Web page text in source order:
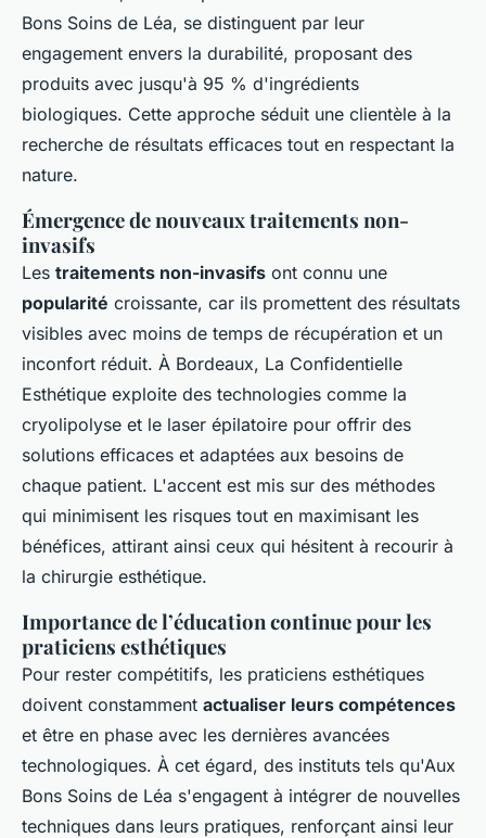
Bons Soins de Léa, se distinguent par leur
engagement envers la durabilité, proposant des
produits avec jusqu'à 95 % d'ingrédients
biologiques. Cette approche séduit une clientèle à la
recherche de résultats efficaces tout en respectant la
nature.
Émergence de nouveaux traitements non-
invasifs
Les traitements non-invasifs ont connu une
popularité croissante, car ils promettent des résultats
visibles avec moins de temps de récupération et un
inconfort réduit. À Bordeaux, La Confidentielle
Esthétique exploite des technologies comme la
cryolipolyse et le laser épilatoire pour offrir des
solutions efficaces et adaptées aux besoins de
chaque patient. L'accent est mis sur des méthodes
qui minimisent les risques tout en maximisant les
bénéfices, attirant ainsi ceux qui hésitent à recourir à
la chirurgie esthétique.
Importance de l’éducation continue pour les
praticiens esthétiques
Pour rester compétitifs, les praticiens esthétiques
doivent constamment actualiser leurs compétences
et être en phase avec les dernières avancées
technologiques. À cet égard, des instituts tels qu'Aux
Bons Soins de Léa s'engagent à intégrer de nouvelles
techniques dans leurs pratiques, renforçant ainsi leur